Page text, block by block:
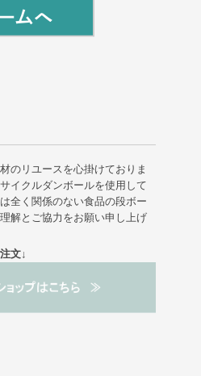
のリユースを心掛けておりま
イクルダンボールを使用して
全く関係のない食品の段ボー
解とご協力をお願い申し上げ
文↓